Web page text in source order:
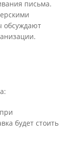
письма.
обсуждают
будет стоить